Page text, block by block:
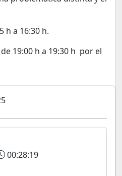
h a 16:30 h.
19:00 h a 19:30 h por el
00:28:19